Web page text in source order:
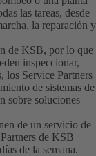
las tareas, desde
la reparación y
de KSB, por lo que
inspeccionar,
los Service Partners
de sistemas de
sobre soluciones
de un servicio de
de KSB
de la semana.